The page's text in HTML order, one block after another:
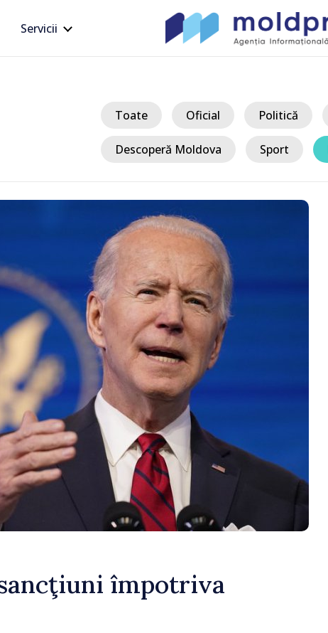
Servicii
Toate Oficial Politică
Descoperă Moldova Sport
împotriva
a ajuns în Serbia, în prima
în acest stat aliat
al Rusiei după 2022